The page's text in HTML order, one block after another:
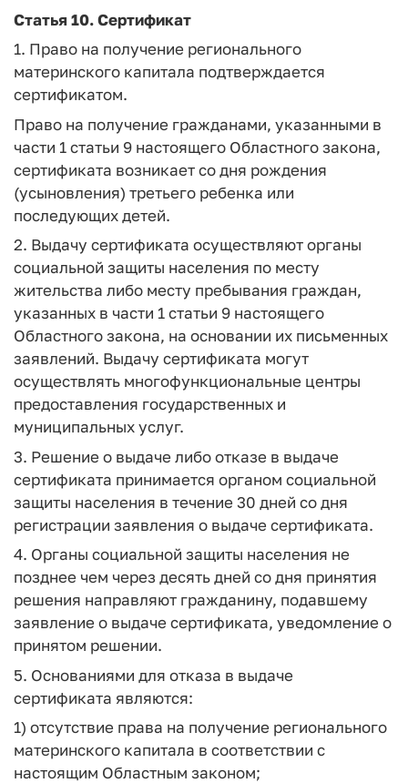
Статья 10. Сертификат
1. Право на получение регионального
материнского капитала подтверждается
сертификатом.
Право на получение гражданами, указанными в
части 1 статьи 9 настоящего Областного закона,
сертификата возникает со дня рождения
(усыновления) третьего ребенка или
последующих детей.
2. Выдачу сертификата осуществляют органы
социальной защиты населения по месту
жительства либо месту пребывания граждан,
указанных в части 1 статьи 9 настоящего
Областного закона, на основании их письменных
заявлений. Выдачу сертификата могут
осуществлять многофункциональные центры
предоставления государственных и
муниципальных услуг.
3. Решение о выдаче либо отказе в выдаче
сертификата принимается органом социальной
защиты населения в течение 30 дней со дня
регистрации заявления о выдаче сертификата.
4. Органы социальной защиты населения не
позднее чем через десять дней со дня принятия
решения направляют гражданину, подавшему
заявление о выдаче сертификата, уведомление о
принятом решении.
5. Основаниями для отказа в выдаче
сертификата являются:
1) отсутствие права на получение регионального
материнского капитала в соответствии с
настоящим Областным законом;